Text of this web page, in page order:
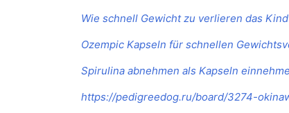
Wie schnell Gewicht zu verlieren das
Ozempic Kapseln für schnellen
Spirulina abnehmen als Kapseln
https://pedigreedog.ru/board/3274-